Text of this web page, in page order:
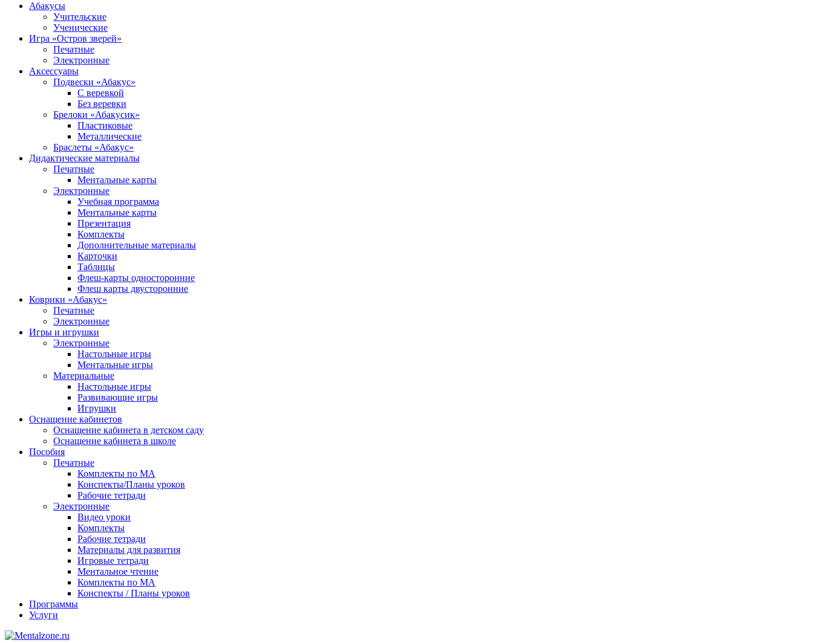
Абакусы
Учительские
Ученические
Игра «Остров зверей»
Печатные
Электронные
Аксессуары
Подвески «Абакус»
С веревкой
Без веревки
Брелоки «Абакусик»
Пластиковые
Металлические
Браслеты «Абакус»
Дидактические материалы
Печатные
Ментальные карты
Электронные
Учебная программа
Ментальные карты
Презентация
Комплекты
Дополнительные материалы
Карточки
Таблицы
Флеш-карты односторонние
Флеш карты двусторонние
Коврики «Абакус»
Печатные
Электронные
Игры и игрушки
Электронные
Настольные игры
Ментальные игры
Материальные
Настольные игры
Развивающие игры
Игрушки
Оснащение кабинетов
Оснащение кабинета в детском саду
Оснащение кабинета в школе
Пособия
Печатные
Комплекты по МА
Конспекты/Планы уроков
Рабочие тетради
Электронные
Видео уроки
Комплекты
Рабочие тетради
Материалы для развития
Игровые тетради
Ментальное чтение
Комплекты по МА
Конспекты / Планы уроков
Программы
Услуги